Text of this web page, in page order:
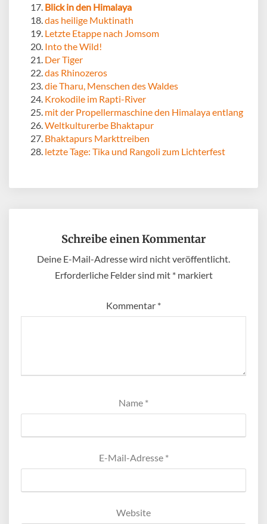
Blick in den Himalaya
das heilige Muktinath
Letzte Etappe nach Jomsom
Into the Wild!
Der Tiger
das Rhinozeros
die Tharu, Menschen des Waldes
Krokodile im Rapti-River
mit der Propellermaschine den Himalaya entlang
Weltkulturerbe Bhaktapur
Bhaktapurs Markttreiben
letzte Tage: Tika und Rangoli zum Lichterfest
Schreibe einen Kommentar
Deine E-Mail-Adresse wird nicht veröffentlicht.
Erforderliche Felder sind mit *markiert
Kommentar *
Name *
E-Mail-Adresse *
Website